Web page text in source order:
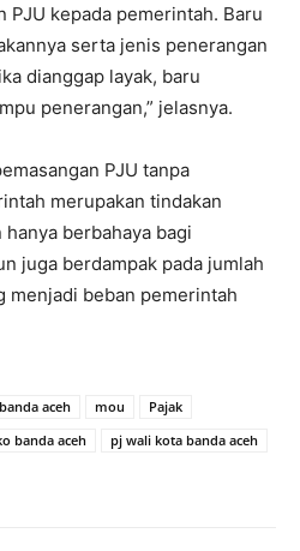
PJU kepada pemerintah. Baru
serta jenis penerangan
dianggap layak, baru
penerangan,” jelasnya.
PJU tanpa
merupakan tindakan
berbahaya bagi
juga berdampak pada jumlah
menjadi beban pemerintah
banda aceh mou
Pajak
banda aceh
pj wali kota banda aceh